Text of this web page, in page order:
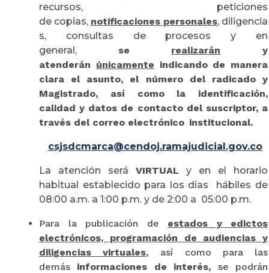
recursos, peticiones
de copias, notificaciones personales, diligencia
s, consultas de procesos y en
general, se realizarán y
atenderán únicamente indicando de manera
clara el asunto, el número del radicado y
Magistrado, así como la identificación,
calidad y datos de contacto del suscriptor, a
través del correo electrónico institucional.
csjsdcmarca@cendoj.ramajudicial.gov.co
La atención será VIRTUALy en el horario
habitual establecido para los días hábiles de
08:00 a.m. a 1:00 p.m. y de 2:00 a 05:00 p.m.
Para la publicación de estados y edictos
electrónicos, programación de audiencias y
diligencias virtuales, así como para las
demás informaciones de interés, se podrán